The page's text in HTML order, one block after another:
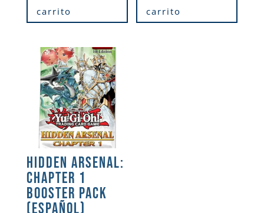
carrito
carrito
HIDDEN ARSENAL:
CHAPTER 1
BOOSTER PACK
(ESPAÑOL)